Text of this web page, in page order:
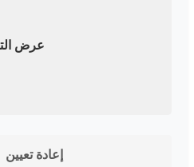
عرض
إعادة تعيين